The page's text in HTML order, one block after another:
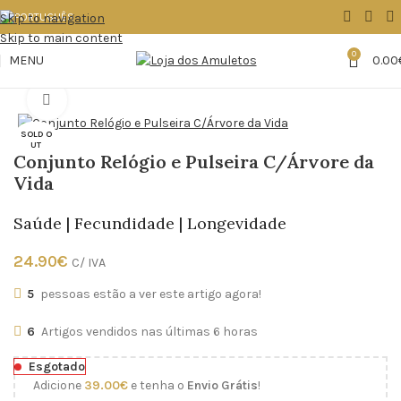
Skip to navigation
Skip to main content
MENU
0 0.00
SOLD O
UT
Conjunto Relógio e Pulseira C/Árvore da
Vida
Saúde | Fecundidade | Longevidade
24.90€ C/ IVA
5 pessoas estão a ver este artigo agora!
6 Artigos vendidos nas últimas 6 horas
Esgotado
Adicione 39.00€ e tenha o Envio Grátis!